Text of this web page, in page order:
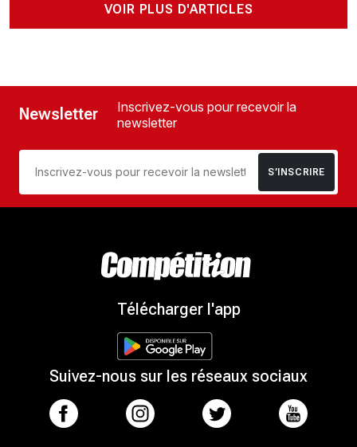
VOIR PLUS D'ARTICLES
Newsletter
Inscrivez-vous pour recevoir la
newsletter
S’INSCRIRE
Télécharger l'app
Suivez-nous sur les réseaux sociaux